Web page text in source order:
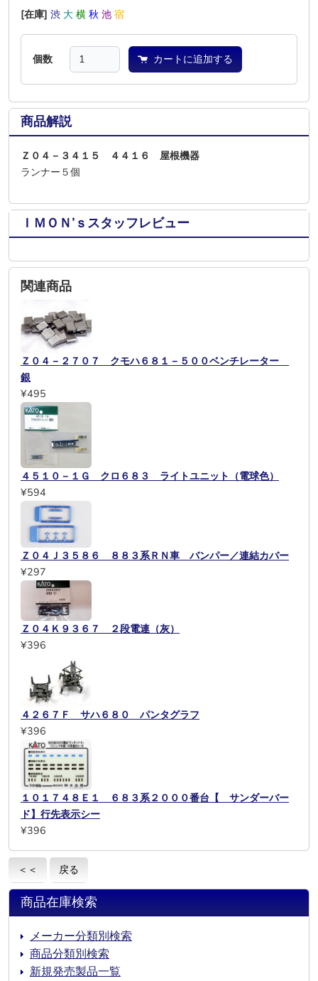
[在庫] 渋 大 横 秋 池 宿
個数 カートに追加する
商品解説
Ｚ０４－３４１５ ４４１６ 屋根機器
ランナー５個
ＩＭＯＮ’ｓスタッフレビュー
関連商品
Ｚ０４－２７０７ クモハ６８１－５００ベンチレーター
銀
¥495
４５１０－１Ｇ クロ６８３ ライトユニット（電球色）
¥594
Ｚ０４Ｊ３５８６ ８８３系ＲＮ車 バンパー／連結カバー
¥297
Ｚ０４Ｋ９３６７ ２段電連（灰）
¥396
４２６７Ｆ サハ６８０ パンタグラフ
¥396
１０１７４８Ｅ１ ６８３系２０００番台【 サンダーバー
ド】行先表示シー
¥396
＜＜ 戻る
商品在庫検索
メーカー分類別検索
商品分類別検索
新規発売製品一覧